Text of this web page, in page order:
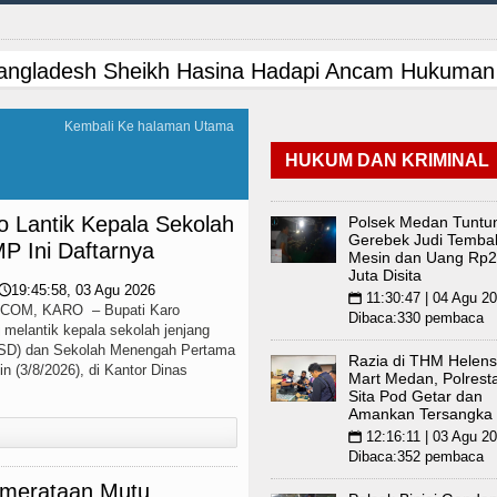
United Laga Persahabatan di Swedia 8
Bupati Taput Sambut Kunjungan Kapolda
Harus Jadi Penggerak Remaja, Rico Waas:
AIDS Melalui Hubungan Seksual Bukan
vs Inter Milan Persahabatan di Optus Stadium
Bupati Taput Sambut Kunjungan Kapolda
Harus Jadi Penggerak Remaja, Rico Waas:
AIDS Melalui Hubungan Seksual Bukan Karena
Inter Milan Persahabatan di Optus Stadium
Kembali Ke halaman Utama
Lantik Kepala Sekolah
Ini Daftarnya
19:45:58, 03 Agu 2026
KARO – Bupati Karo
kepala sekolah jenjang
dan Sekolah Menengah Pertama
(3/8/2026), di Kantor Dinas
Mutu
HUKUM DAN KRIMINAL
Polsek Medan
Gerebek Judi
Mesin dan Uang
Juta Disita
📅 11:30:47 | 04 Agu
Dibaca:330 pembaca
Razia di THM
Mart Medan,
Sita Pod Getar dan
Amankan Tersangka
📅 12:16:11 | 03 Agu
Dibaca:352 pembaca